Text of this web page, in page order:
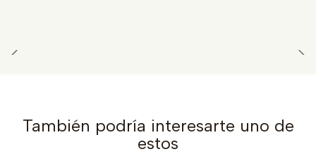
También podría interesarte uno de
estos